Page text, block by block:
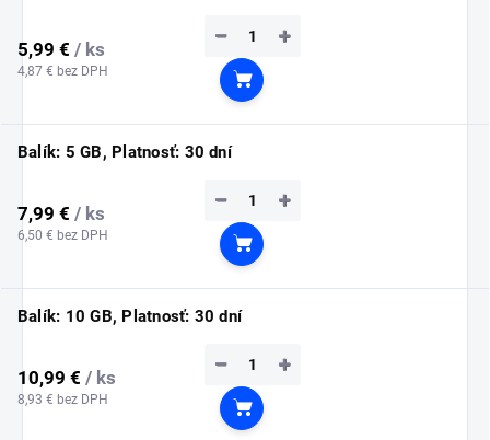
5,99 € / ks
4,87 € bez DPH
+
−
Do košíka
Balík: 5 GB, Platnosť: 30 dní
7,99 € / ks
6,50 € bez DPH
+
−
Do košíka
Balík: 10 GB, Platnosť: 30 dní
10,99 € / ks
8,93 € bez DPH
+
−
Do košíka